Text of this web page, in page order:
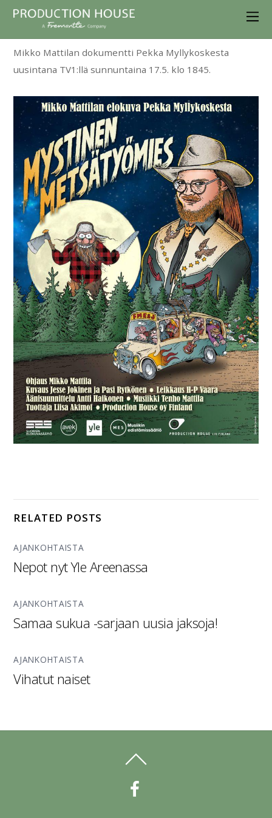
Mikko Mattilan dokumentti Pekka Myllykoskesta
uusintana TV1:llä sunnuntaina 17.5. klo 1845.
RELATED POSTS
AJANKOHTAISTA
Nepot nyt Yle Areenassa
AJANKOHTAISTA
Samaa sukua -sarjaan uusia jaksoja!
AJANKOHTAISTA
Vihatut naiset